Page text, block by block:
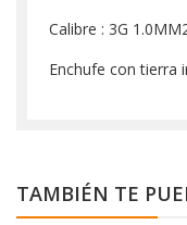
Calibre : 3G
Enchufe con tierra
TAMBIÉN TE